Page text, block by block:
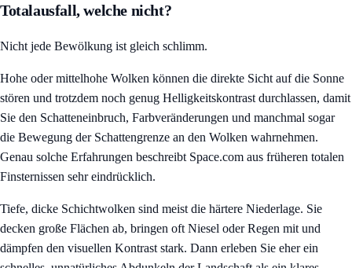
Totalausfall, welche nicht?
Nicht jede Bewölkung ist gleich schlimm.
Hohe oder mittelhohe Wolken können die direkte Sicht auf die Sonne
stören und trotzdem noch genug Helligkeitskontrast durchlassen, damit
Sie den Schatteneinbruch, Farbveränderungen und manchmal sogar
die Bewegung der Schattengrenze an den Wolken wahrnehmen.
Genau solche Erfahrungen beschreibt Space.com aus früheren totalen
Finsternissen sehr eindrücklich.
Tiefe, dicke Schichtwolken sind meist die härtere Niederlage. Sie
decken große Flächen ab, bringen oft Niesel oder Regen mit und
dämpfen den visuellen Kontrast stark. Dann erleben Sie eher ein